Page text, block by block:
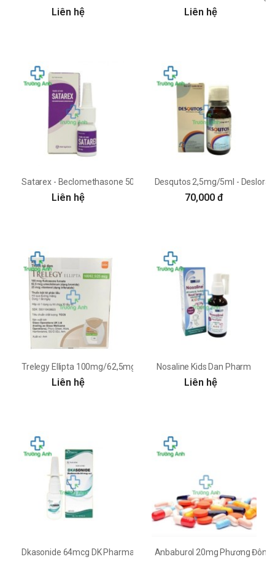
Liên hệ Liên hệ
Satarex - Beclomethasone 50mcg Merap
Liên hệ
Desqutos 2,5mg/5ml -
70,000 đ
Trelegy Ellipta 100mg/62,5mg/25mg GSK
Liên hệ
Nosaline Kids Dan Pharm
Liên hệ
Dkasonide 64mcg DK Pharma Anbaburol 20mg Phương Đông